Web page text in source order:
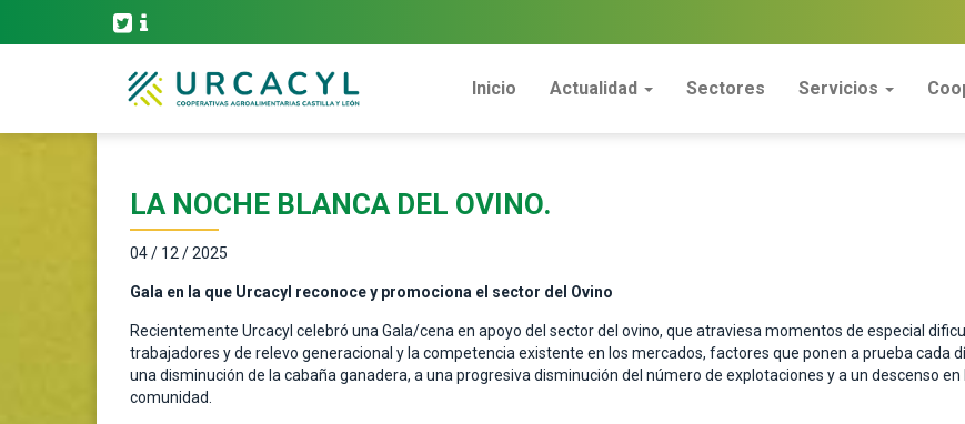
Inicio Actualidad Sectores Servicios
LA NOCHE BLANCA DEL OVINO.
04 / 12 / 2025
Gala en la que Urcacyl reconoce y promociona el sector del Ovino
Recientemente Urcacyl celebró una Gala/cena en apoyo del sector del ovino, que atraviesa momentos de especial
trabajadores y de relevo generacional y la competencia existente en los mercados, factores que ponen a prueba cada
una disminución de la cabaña ganadera, a una progresiva disminución del número de explotaciones y a un descenso
comunidad.